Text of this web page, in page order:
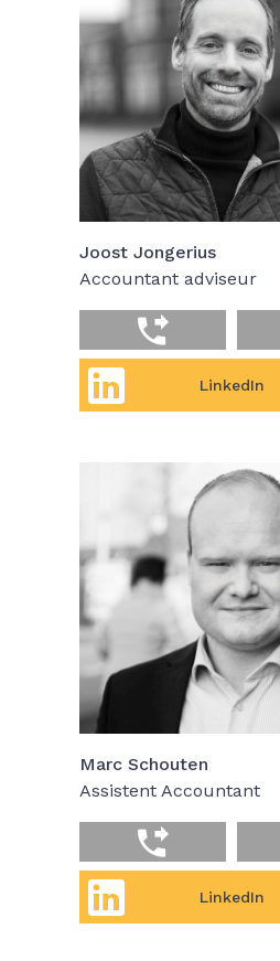
Joost Jongerius
Accountant adviseur
LinkedIn
Marc Schouten
Assistent Accountant
LinkedIn